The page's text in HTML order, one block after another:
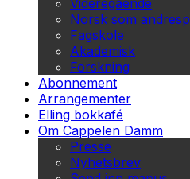
Videregående
Norsk som
Fagskole
Akademisk
Forskning
Abonnement
Arrangementer
Elling bokkafé
Om Cappelen Damm
Presse
Nyhetsbrev